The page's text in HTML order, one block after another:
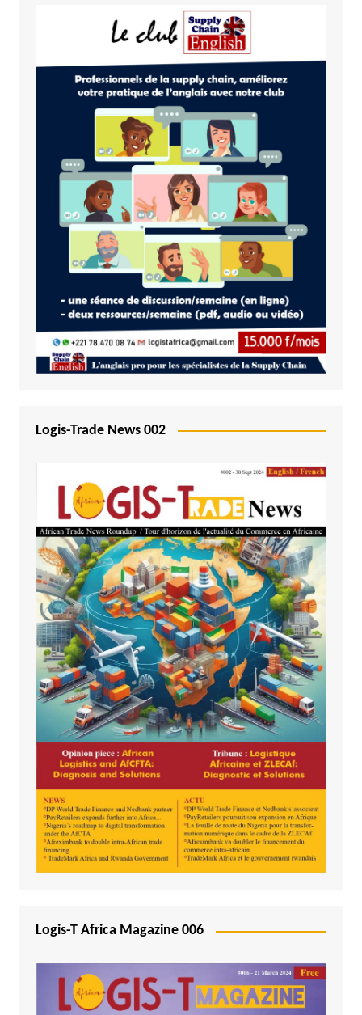
Logis-Trade News 002
Logis-T Africa Magazine 006